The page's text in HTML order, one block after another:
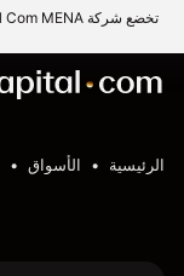
الرئيسية الأسواق